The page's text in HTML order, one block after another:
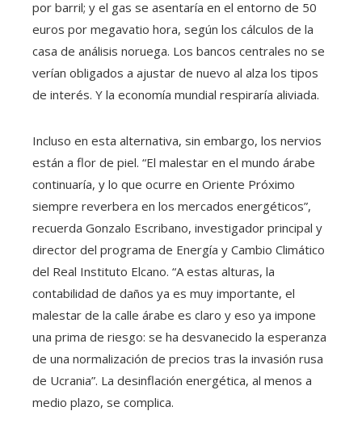
por barril; y el gas se asentaría en el entorno de 50
euros por megavatio hora, según los cálculos de la
casa de análisis noruega. Los bancos centrales no se
verían obligados a ajustar de nuevo al alza los tipos
de interés. Y la economía mundial respiraría aliviada.
Incluso en esta alternativa, sin embargo, los nervios
están a flor de piel. “El malestar en el mundo árabe
continuaría, y lo que ocurre en Oriente Próximo
siempre reverbera en los mercados energéticos”,
recuerda Gonzalo Escribano, investigador principal y
director del programa de Energía y Cambio Climático
del Real Instituto Elcano. “A estas alturas, la
contabilidad de daños ya es muy importante, el
malestar de la calle árabe es claro y eso ya impone
una prima de riesgo: se ha desvanecido la esperanza
de una normalización de precios tras la invasión rusa
de Ucrania”. La desinflación energética, al menos a
medio plazo, se complica.